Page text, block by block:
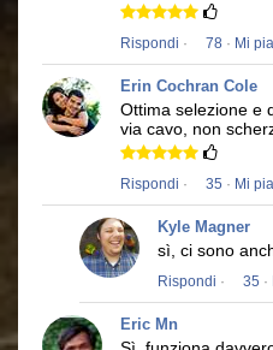
Rispondi · 78 · Mi
Erin Cochran Cole
Ottima selezione e
via cavo, non
Rispondi · 35 · Mi
Kyle Magner
sì, ci sono
Rispondi · 35 ·
Eric Mn